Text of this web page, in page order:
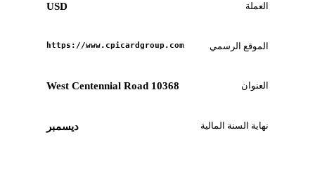
العملة USD
الموقع الرسمي https://www.cpicardgroup.com
العنوان 10368 West Centennial Road
نهاية السنة المالية ديسمبر